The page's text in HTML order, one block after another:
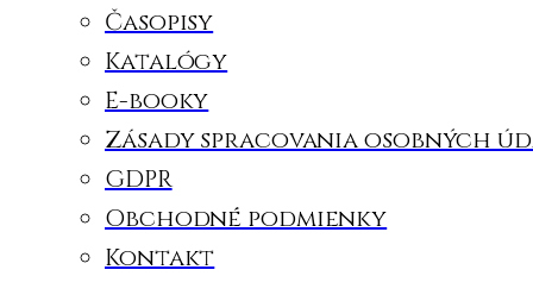
Časopisy
Katalógy
E-booky
Zásady spracovania osobných
GDPR
Obchodné podmienky
Kontakt